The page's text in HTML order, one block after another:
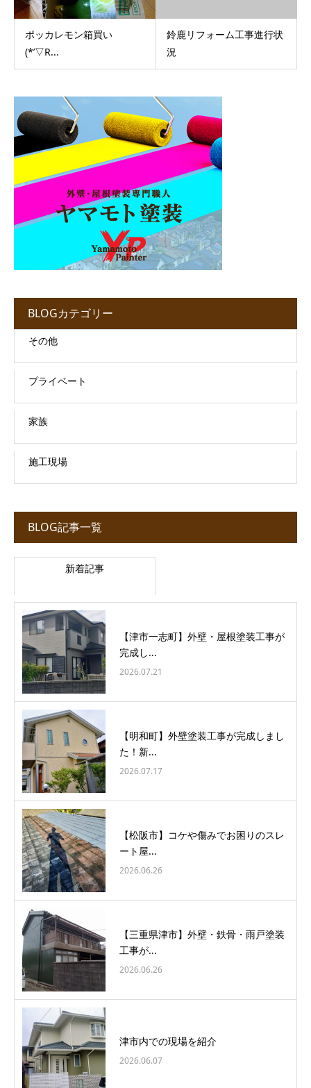
ポッカレモン箱買い
(*’▽R...
鈴鹿リフォーム工事進行状
況
BLOGカテゴリー
その他
プライベート
家族
施工現場
BLOG記事一覧
新着記事
【津市一志町】外壁・屋根塗装工事が
完成し...
2026.07.21
【明和町】外壁塗装工事が完成しまし
た！新...
2026.07.17
【松阪市】コケや傷みでお困りのスレ
ート屋...
2026.06.26
【三重県津市】外壁・鉄骨・雨戸塗装
工事が...
2026.06.26
津市内での現場を紹介
2026.06.07